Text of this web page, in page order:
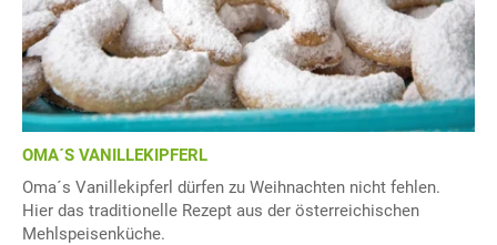
OMA´S VANILLEKIPFERL
Oma´s Vanillekipferl dürfen zu Weihnachten nicht fehlen.
Hier das traditionelle Rezept aus der österreichischen
Mehlspeisenküche.